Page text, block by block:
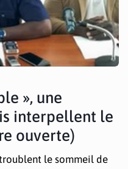
», une
interpellent le
ouverte)
le sommeil de